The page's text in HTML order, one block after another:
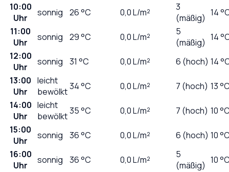
10:00
Uhr
sonnig 26°C 0,0L/m²
3
(mäßig) 14
11:00
Uhr
sonnig 29°C 0,0L/m²
5
(mäßig) 14
12:00
Uhr
sonnig 31 °C 0,0L/m² 6 (hoch) 14
13:00
Uhr
leicht
bewölkt34°C 0,0L/m² 7 (hoch) 13
14:00
Uhr
leicht
bewölkt35°C 0,0L/m² 7 (hoch) 10
15:00
Uhr
sonnig 36°C 0,0L/m² 6 (hoch) 10
16:00
Uhr
sonnig 36°C 0,0L/m²
5
(mäßig) 10